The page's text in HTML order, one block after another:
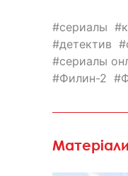
сериалы
детектив
сериалы
Филин-2